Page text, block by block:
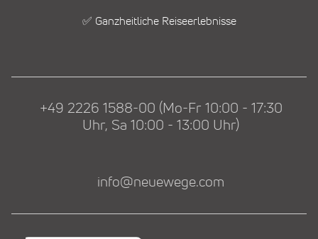
✅ Ganzheitliche Reiseerlebnisse
+49 2226 1588-00 (Mo-Fr 10:00 - 17:30
Uhr, Sa 10:00 - 13:00 Uhr)
info@neuewege.com